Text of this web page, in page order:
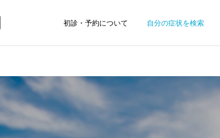
初診・予約について 自分の症状を検索